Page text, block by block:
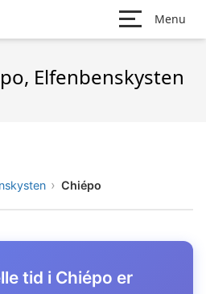
Menu
Elfenbenskysten
Chiépo
tid i Chiépo er